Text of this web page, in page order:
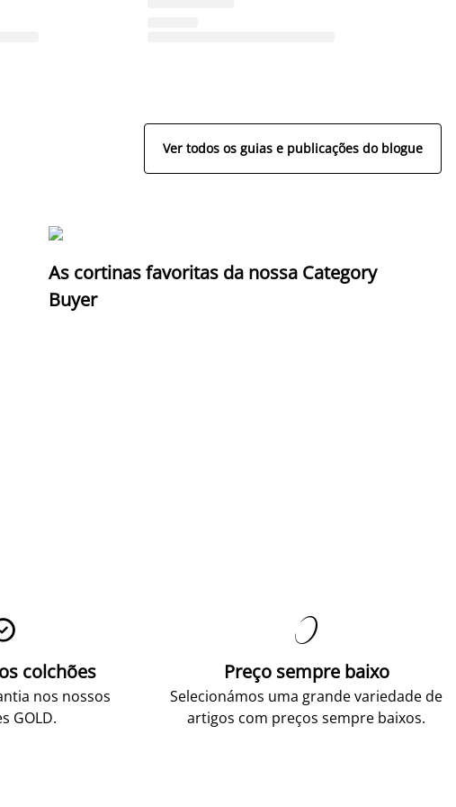
Ver todos os guias e publicações do blogue
As cortinas favoritas da nossa Category
Buyer
colchões
nos nossos
GOLD.

Preço sempre baixo
Selecionámos uma grande variedade de
artigos com preços sempre baixos.